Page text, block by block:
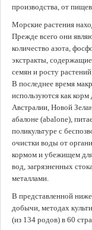
производства, от
Морские растения
Прежде всего они
количество азота,
экстракты,
семян и росту
В последнее время
используются как
Австралии, Новой
абалоне (abalone),
поликультуре с
очистки воды от
кормом и убежищем
вод, загрязненных
металлами.
В представленной
добычи, методах
(из 134 родов) в 60